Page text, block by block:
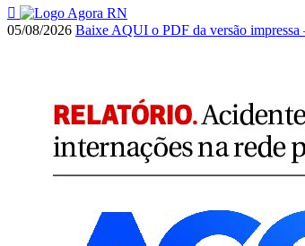
05/08/2026 Baixe AQUI o PDF da versão impressa